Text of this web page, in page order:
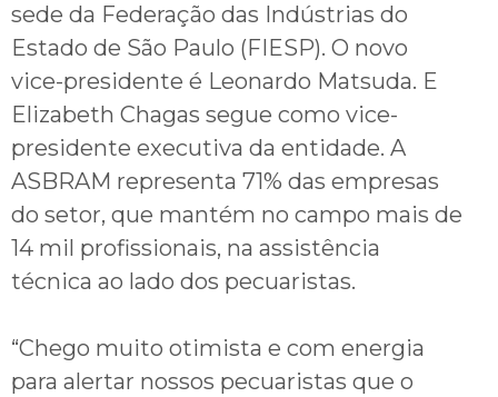
sede da Federação das Indústrias do
Estado de São Paulo (FIESP). O novo
vice-presidente é Leonardo Matsuda. E
Elizabeth Chagas segue como vice-
presidente executiva da entidade. A
ASBRAM representa 71% das empresas
do setor, que mantém no campo mais de
14 mil profissionais, na assistência
técnica ao lado dos pecuaristas.
“Chego muito otimista e com energia
para alertar nossos pecuaristas que o